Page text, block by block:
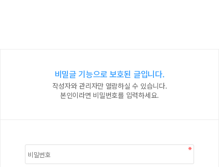
비밀글 기능으로 보호된 글입니다.
작성자와 관리자만 열람하실 수 있습니다.
본인이라면 비밀번호를 입력하세요.